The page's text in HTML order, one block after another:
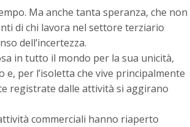
Ma anche tanta speranza, che non
di chi lavora nel settore terziario
dell’incertezza.
in tutto il mondo per la sua unicità,
per l’isoletta che vive principalmente
registrate dalle attività si aggirano
commerciali hanno riaperto